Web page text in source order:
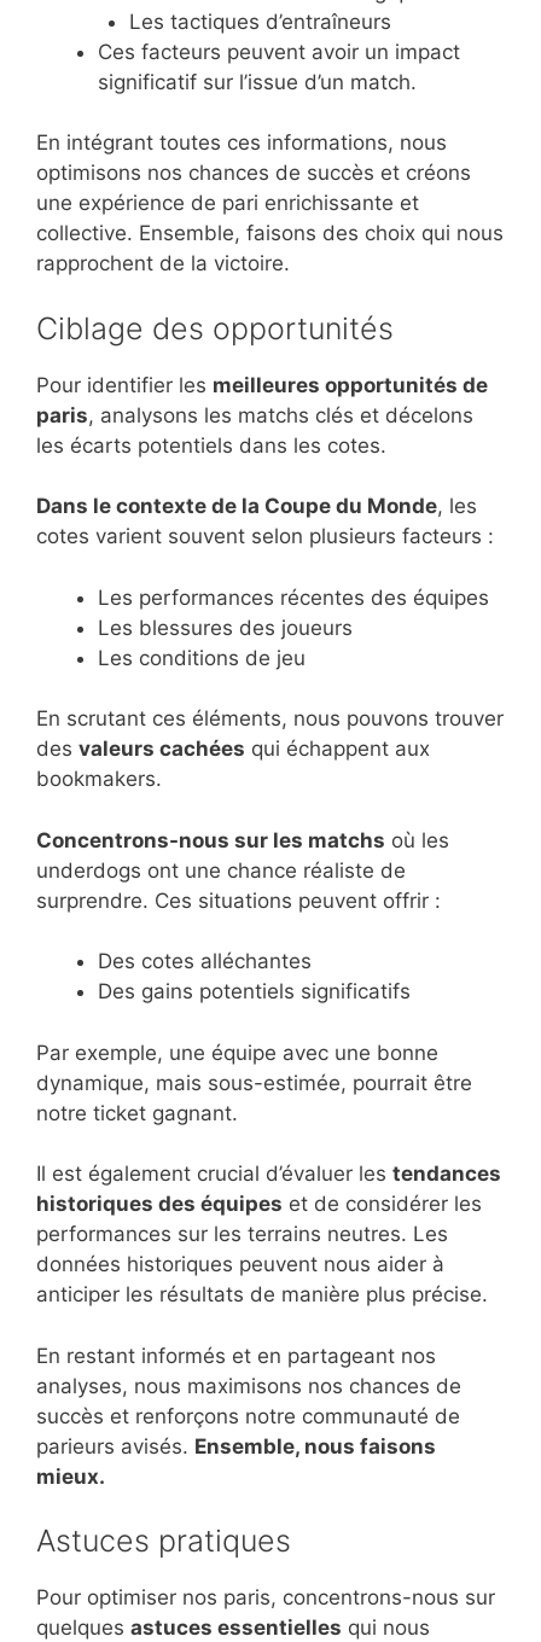
Les tactiques d’entraîneurs
Ces facteurs peuvent avoir un impact
significatif sur l’issue d’un match.
En intégrant toutes ces informations, nous
optimisons nos chances de succès et créons
une expérience de pari enrichissante et
collective. Ensemble, faisons des choix qui nous
rapprochent de la victoire.
Ciblage des opportunités
Pour identifier les meilleures opportunités de
paris, analysons les matchs clés et décelons
les écarts potentiels dans les cotes.
Dans le contexte de la Coupe du Monde, les
cotes varient souvent selon plusieurs facteurs :
Les performances récentes des équipes
Les blessures des joueurs
Les conditions de jeu
En scrutant ces éléments, nous pouvons trouver
des valeurs cachées qui échappent aux
bookmakers.
Concentrons-nous sur les matchs où les
underdogs ont une chance réaliste de
surprendre. Ces situations peuvent offrir :
Des cotes alléchantes
Des gains potentiels significatifs
Par exemple, une équipe avec une bonne
dynamique, mais sous-estimée, pourrait être
notre ticket gagnant.
Il est également crucial d’évaluer les tendances
historiques des équipes et de considérer les
performances sur les terrains neutres. Les
données historiques peuvent nous aider à
anticiper les résultats de manière plus précise.
En restant informés et en partageant nos
analyses, nous maximisons nos chances de
succès et renforçons notre communauté de
parieurs avisés. Ensemble, nous faisons
mieux.
Astuces pratiques
Pour optimiser nos paris, concentrons-nous sur
quelques astuces essentielles qui nous